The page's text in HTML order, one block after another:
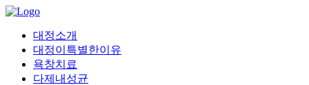
대정소개
대정이특별한이유
욕창치료
다제내성균